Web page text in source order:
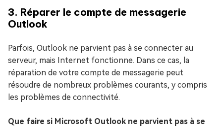
3. Réparer le compte de messagerie
Outlook
Parfois, Outlook ne parvient pas à se connecter au
serveur, mais Internet fonctionne. Dans ce cas, la
réparation de votre compte de messagerie peut
résoudre de nombreux problèmes courants, y compris
les problèmes de connectivité.
Que faire si Microsoft Outlook ne parvient pas à se